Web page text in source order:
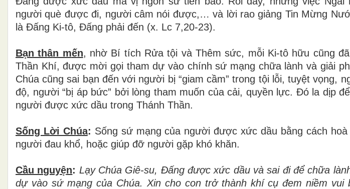
người què đượcđi, người câm nói được,… và lời rao giảng Tin Mừng N
là Đấng Ki-tô, Đấng phải đến (x. Lc 7,20-23).
Bạn thân mến, nhờ Bí tích Rửa tội vàThêm sức, mỗi Ki-tô hữu cũngđã
Thần Khí,được mời gọi tham dự vào chính sứ mạng chữa lành và giải ph
Chúa cũng sai bạn đến với người bị “giam cầm” trong tội lỗi, tuyệt vọng,
độ, người “bị áp bức” bởi lòng tham muốn của cải, quyền lực. Đóla dịpđ
người được xức dầu trong Thánh Thần.
Sống Lời Chúa: Sống sứmạng của ngườiđược xức dầu bằng cách hoà
người đau khổ, hoặc giúp đỡ người gặp khó khăn.
Cầu nguyện: Lạy Chúa Giê-su, Đấngđược xức dầu và sai điđể chữa
dựvào sứmạng của Chúa. Xin cho con trởthành khícụđem niềm vui